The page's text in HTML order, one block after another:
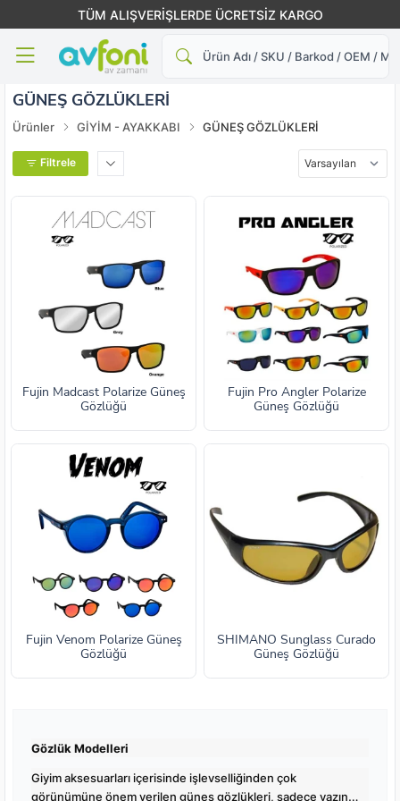
TÜM ALIŞVERİŞLERDE ÜCRETSİZ KARGO
Ara
GÜNEŞ GÖZLÜKLERİ
Ürünler GİYİM - AYAKKABI GÜNEŞ GÖZLÜKLERİ
Filtrele
Fujin Madcast Polarize Güneş
Gözlüğü
Fujin Pro Angler Polarize
Güneş Gözlüğü
Fujin Venom Polarize Güneş
Gözlüğü
SHIMANO Sunglass Curado
Güneş Gözlüğü
Gözlük Modelleri
Giyim aksesuarları içerisinde işlevselliğinden çok
görünümüne önem verilen güneş gözlükleri, sadece yazın